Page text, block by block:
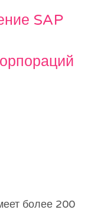
SAP
более 200